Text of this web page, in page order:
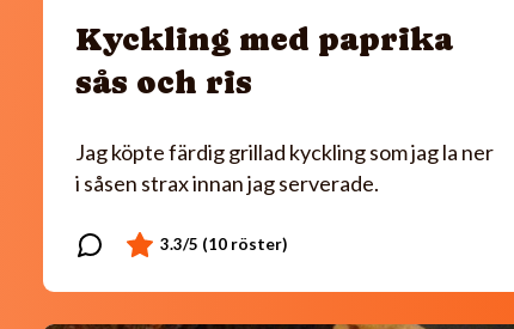
Kyckling med paprika
sås och ris
Jag köpte färdig grillad kyckling som jag la ner
i såsen strax innan jag serverade.